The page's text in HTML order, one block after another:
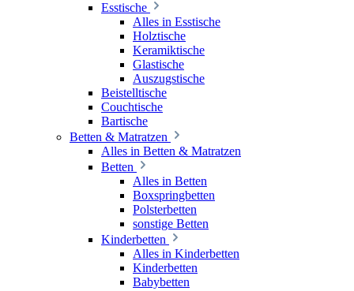
Esstische
Alles in Esstische
Holztische
Keramiktische
Glastische
Auszugstische
Beistelltische
Couchtische
Bartische
Betten & Matratzen
Alles in Betten & Matratzen
Betten
Alles in Betten
Boxspringbetten
Polsterbetten
sonstige Betten
Kinderbetten
Alles in Kinderbetten
Kinderbetten
Babybetten